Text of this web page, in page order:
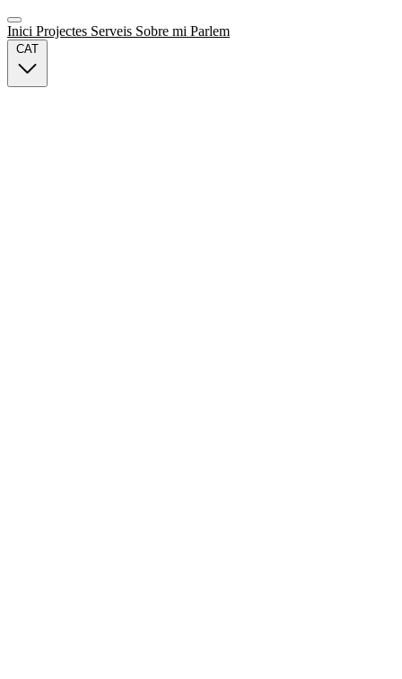
Inici Projectes Serveis Sobre mi Parlem
CAT